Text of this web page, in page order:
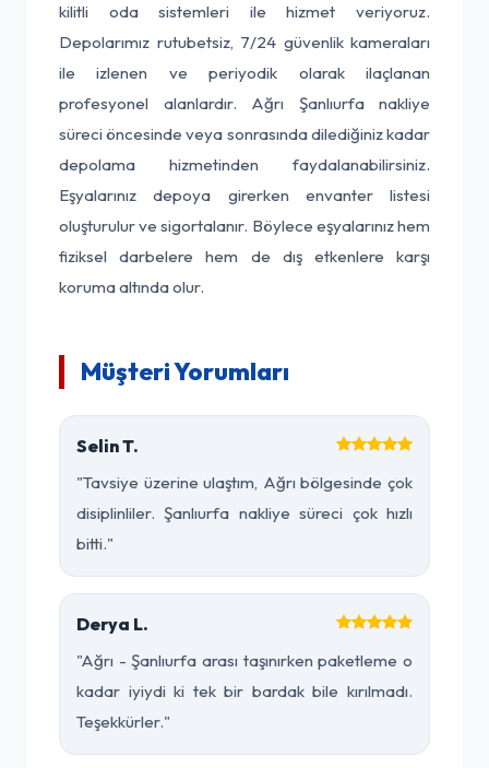
kilitli oda sistemleri ile hizmet veriyoruz.
Depolarımız rutubetsiz, 7/24 güvenlik kameraları
ile izlenen ve periyodik olarak ilaçlanan
profesyonel alanlardır. Ağrı Şanlıurfa nakliye
süreci öncesinde veya sonrasında dilediğiniz kadar
depolama hizmetinden faydalanabilirsiniz.
Eşyalarınız depoya girerken envanter listesi
oluşturulur ve sigortalanır. Böylece eşyalarınız hem
fiziksel darbelere hem de dış etkenlere karşı
koruma altında olur.
Müşteri Yorumları
Selin T.
"Tavsiye üzerine ulaştım, Ağrı bölgesinde çok
disiplinliler. Şanlıurfa nakliye süreci çok hızlı
bitti."
Derya L.
"Ağrı - Şanlıurfa arası taşınırken paketleme o
kadar iyiydi ki tek bir bardak bile kırılmadı.
Teşekkürler."